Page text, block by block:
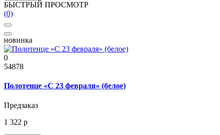
БЫСТРЫЙ ПРОСМОТР
(0)
новинка
0
54878
Полотенце «С 23 февраля» (белое)
Предзаказ
1 322 р